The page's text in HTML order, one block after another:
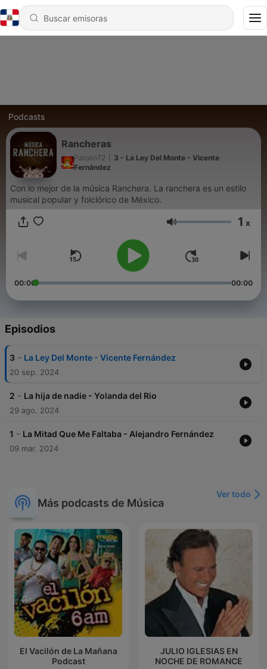
Podcasts
Rancheras
Patolin72
3 - La Ley Del Monte - Vicente
Fernández
Con lo mejor de la música Ranchera. La ranchera es un estilo
musical popular y folclórico de México.
Volumen 1 x
00:00 00:00
Episodios
3 - La Ley Del Monte - Vicente Fernández
20 sep. 2024
2 - La hija de nadie - Yolanda del Rio
29 ago. 2024
1 - La Mitad Que Me Faltaba - Alejandro Fernández
09 mar. 2024
Más podcasts de Música
Ver todo
El Vacilón de La Mañana
Podcast
JULIO IGLESIAS EN
NOCHE DE ROMANCE